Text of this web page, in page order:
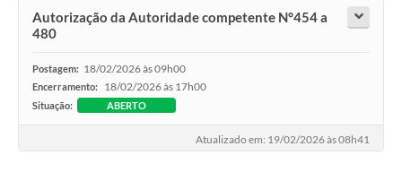
Autorização da Autoridade competente N°454 a
480
Postagem: 18/02/2026 às 09h00
Encerramento: 18/02/2026 às 17h00
Situação: ABERTO
Atualizado em: 19/02/2026 às 08h41